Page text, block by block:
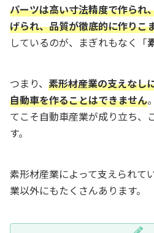
パーツは高い寸法精度で作られ
げられ、品質が徹底的に作りこ
しているのが、まぎれもなく「
つまり、 素形材産業の支えなし
自動車を作ることはできません
てこそ自動車産業が成り立ち、
す。
素形材産業によって支えられて
業以外にもたくさんあります。